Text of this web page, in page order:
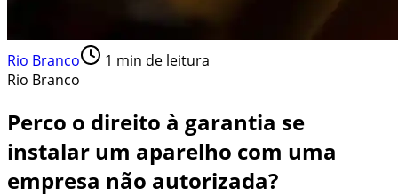
Rio Branco 1 min de leitura
Rio Branco
Perco o direito à garantia se
instalar um aparelho com uma
empresa não autorizada?